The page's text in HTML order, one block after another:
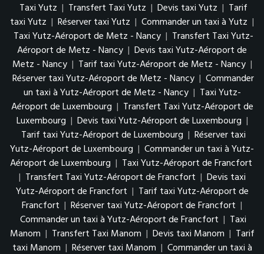
Taxi Yutz | Transfert Taxi Yutz | Devis taxi Yutz | Tarif
taxi Yutz | Réserver taxi Yutz | Commander un taxi à Yutz |
Taxi Yutz-Aéroport de Metz - Nancy | Transfert Taxi Yutz-
Aéroport de Metz - Nancy | Devis taxi Yutz-Aéroport de
Metz - Nancy | Tarif taxi Yutz-Aéroport de Metz - Nancy |
Réserver taxi Yutz-Aéroport de Metz - Nancy | Commander
un taxi à Yutz-Aéroport de Metz - Nancy | Taxi Yutz-
Aéroport de Luxembourg | Transfert Taxi Yutz-Aéroport de
Luxembourg | Devis taxi Yutz-Aéroport de Luxembourg |
Tarif taxi Yutz-Aéroport de Luxembourg | Réserver taxi
Yutz-Aéroport de Luxembourg | Commander un taxi à Yutz-
Aéroport de Luxembourg | Taxi Yutz-Aéroport de Francfort
| Transfert Taxi Yutz-Aéroport de Francfort | Devis taxi
Yutz-Aéroport de Francfort | Tarif taxi Yutz-Aéroport de
Francfort | Réserver taxi Yutz-Aéroport de Francfort |
Commander un taxi à Yutz-Aéroport de Francfort | Taxi
Manom | Transfert Taxi Manom | Devis taxi Manom | Tarif
taxi Manom | Réserver taxi Manom | Commander un taxi à